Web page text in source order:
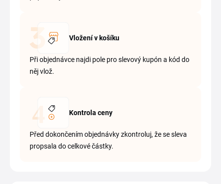
Vložení v košíku
Při objednávce najdi pole pro slevový kupón a kód do
něj vlož.
Kontrola ceny
Před dokončením objednávky zkontroluj, že se sleva
propsala do celkové částky.